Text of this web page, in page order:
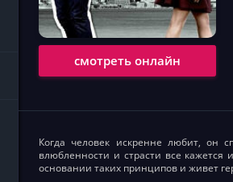
смотреть онлайн
Когда человек искренне любит, он
влюбленности и страсти все
основании таких принципов и живет